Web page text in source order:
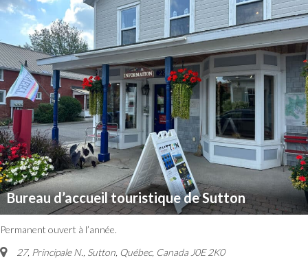
Bureau d’accueil touristique de Sutton
Permanent ouvert à l’année.
27, Principale N. Sutton, Québec, Canada J0E 2K0